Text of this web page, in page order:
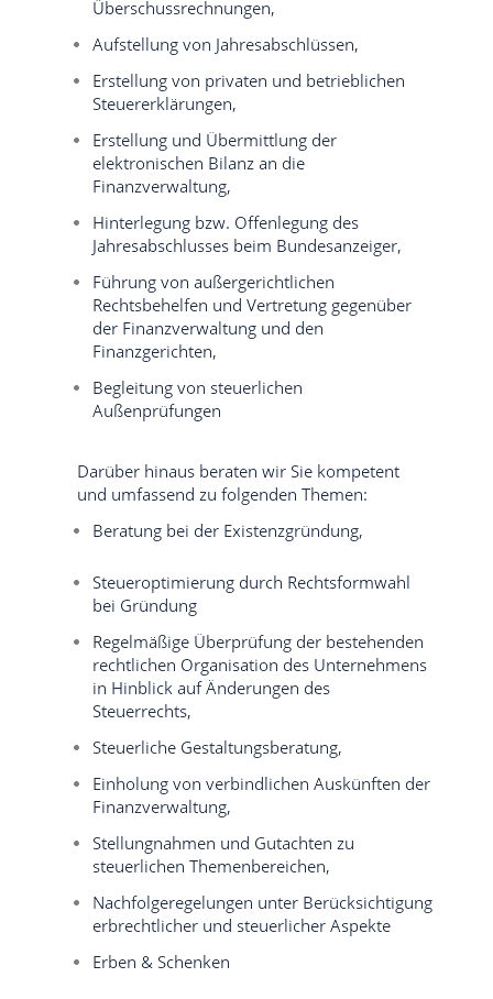
Überschussrechnungen,
Aufstellung von Jahresabschlüssen,
Erstellung von privaten und betrieblichen
Steuererklärungen,
Erstellung und Übermittlung der
elektronischen Bilanz an die
Finanzverwaltung,
Hinterlegung bzw. Offenlegung des
Jahresabschlusses beim Bundesanzeiger,
Führung von außergerichtlichen
Rechtsbehelfen und Vertretung gegenüber
der Finanzverwaltung und den
Finanzgerichten,
Begleitung von steuerlichen
Außenprüfungen
Darüber hinaus beraten wir Sie kompetent
und umfassend zu folgenden Themen:
Beratung bei der Existenzgründung,
Steueroptimierung durch Rechtsformwahl
bei Gründung
Regelmäßige Überprüfung der bestehenden
rechtlichen Organisation des Unternehmens
in Hinblick auf Änderungen des
Steuerrechts,
Steuerliche Gestaltungsberatung,
Einholung von verbindlichen Auskünften der
Finanzverwaltung,
Stellungnahmen und Gutachten zu
steuerlichen Themenbereichen,
Nachfolgeregelungen unter Berücksichtigung
erbrechtlicher und steuerlicher Aspekte
Erben & Schenken